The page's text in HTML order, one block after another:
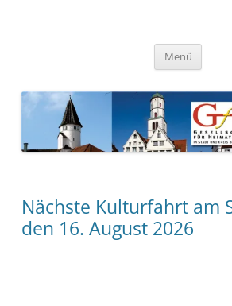
Stadt und Kreis
Menü
Nächste Kulturfahrt am
den 16. August 2026